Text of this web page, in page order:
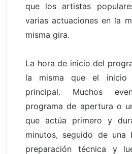
que los artistas
varias actuaciones en la
misma gira.
La hora de inicio del
la misma que el inicio
principal. Muchos
programa de apertura o
que actúa primero y
minutos, seguido de una
preparación técnica y